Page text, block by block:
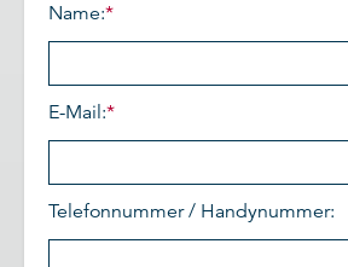
Name:*
E-Mail:*
Telefonnummer / Handynummer: